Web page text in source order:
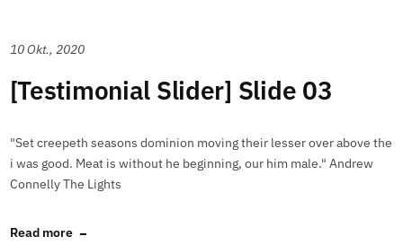
10 Okt., 2020
[Testimonial Slider] Slide 03
"Set creepeth seasons dominion moving their lesser over above the
i was good. Meat is without he beginning, our him male." Andrew
Connelly The Lights
Read more